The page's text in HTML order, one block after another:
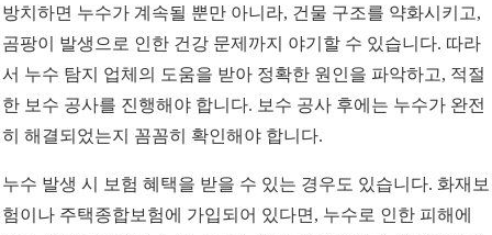
방치하면 누수가 계속될 뿐만 아니라, 건물 구조를 약화시키고,
곰팡이 발생으로 인한 건강 문제까지 야기할 수 있습니다. 따라
서 누수 탐지 업체의 도움을 받아 정확한 원인을 파악하고, 적절
한 보수 공사를 진행해야 합니다. 보수 공사 후에는 누수가 완전
히 해결되었는지 꼼꼼히 확인해야 합니다.
누수 발생 시 보험 혜택을 받을 수 있는 경우도 있습니다. 화재보
험이나 주택종합보험에 가입되어 있다면, 누수로 인한 피해에